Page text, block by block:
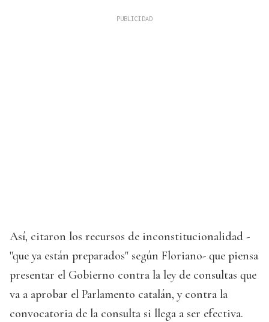
Así, citaron los recursos de inconstitucionalidad -
"que ya están preparados" según Floriano- que piensa
presentar el Gobierno contra la ley de consultas que
va a aprobar el Parlamento catalán, y contra la
convocatoria de la consulta si llega a ser efectiva.